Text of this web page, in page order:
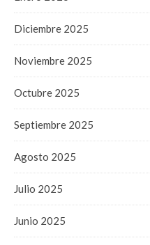
Diciembre 2025
Noviembre 2025
Octubre 2025
Septiembre 2025
Agosto 2025
Julio 2025
Junio 2025